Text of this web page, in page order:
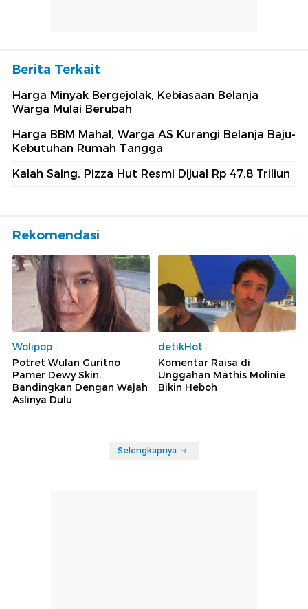
Berita Terkait
Harga Minyak Bergejolak, Kebiasaan Belanja
Warga Mulai Berubah
Harga BBM Mahal, Warga AS Kurangi Belanja Baju-
Kebutuhan Rumah Tangga
Kalah Saing, Pizza Hut Resmi Dijual Rp 47,8 Triliun
Rekomendasi
Wolipop
Potret Wulan Guritno
Pamer Dewy Skin,
Bandingkan Dengan Wajah
Aslinya Dulu
detikHot
Komentar Raisa di
Unggahan Mathis Molinie
Bikin Heboh
Selengkapnya